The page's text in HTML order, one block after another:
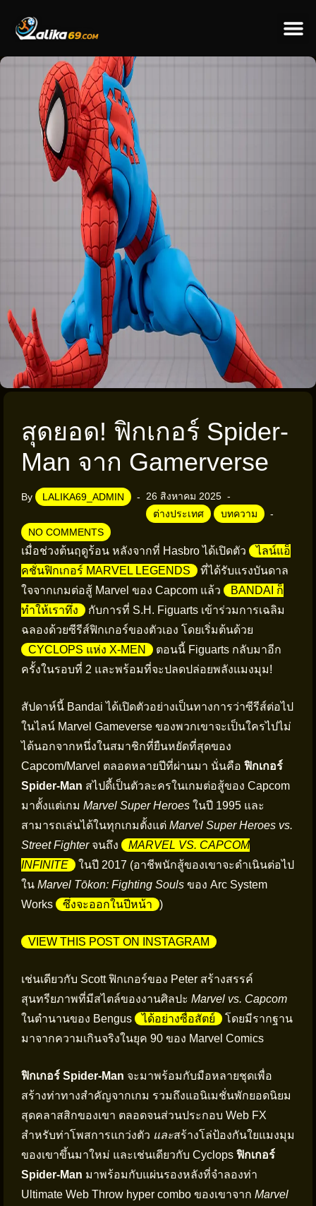
สุดยอด! ฟิกเกอร์ Spider-
Man จาก Gamerverse
By LALIKA69_ADMIN
26 สิงหาคม 2025
ต่างประเทศ
บทความ
NO COMMENTS
เมื่อช่วงต้นฤดูร้อน หลังจากที่ Hasbro ได้เปิดตัว
ไลน์แอ็
คชั่นฟิกเกอร์ MARVEL LEGENDS
ที่ได้รับแรงบันดาล
ใจจากเกมต่อสู้ Marvel ของ Capcom แล้ว
BANDAI ก็
ทำให้เราทึ่ง
กับการที่ S.H. Figuarts เข้าร่วมการเฉลิม
ฉลองด้วยซีรีส์ฟิกเกอร์ของตัวเอง โดยเริ่มต้นด้วย
CYCLOPS แห่ง X-MEN
ตอนนี้ Figuarts กลับมาอีก
ครั้งในรอบที่ 2 และพร้อมที่จะปลดปล่อยพลังแมงมุม!
สัปดาห์นี้ Bandai ได้เปิดตัวอย่างเป็นทางการว่าซีรีส์ต่อไป
ในไลน์ Marvel Gameverse ของพวกเขาจะเป็นใครไปไม่
ได้นอกจากหนึ่งในสมาชิกที่ยืนหยัดที่สุดของ
Capcom/Marvel ตลอดหลายปีที่ผ่านมา นั่นคือ ฟิกเกอร์
Spider-Man สไปดี้เป็นตัวละครในเกมต่อสู้ของ Capcom
มาตั้งแต่เกม Marvel Super Heroes ในปี 1995 และ
สามารถเล่นได้ในทุกเกมตั้งแต่ Marvel Super Heroes vs.
Street Fighterจนถึง
MARVEL VS. CAPCOM
INFINITE
ในปี 2017 (อาชีพนักสู้ของเขาจะดำเนินต่อไป
ใน Marvel Tōkon: Fighting Souls ของ Arc System
Works
ซึ่งจะออกในปีหน้า )
VIEW THIS POST ON INSTAGRAM
เช่นเดียวกับ Scott ฟิกเกอร์ของ Peter สร้างสรรค์
สุนทรียภาพที่มีสไตล์ของงานศิลปะ Marvel vs. Capcom
ในตำนานของ Bengus
ได้อย่างซื่อสัตย์
โดยมีรากฐาน
มาจากความเกินจริงในยุค 90 ของ Marvel Comics
ฟิกเกอร์ Spider-Man จะมาพร้อมกับมือหลายชุดเพื่อ
สร้างท่าทางสำคัญจากเกม รวมถึงแอนิเมชั่นพักยอดนิยม
สุดคลาสสิกของเขา ตลอดจนส่วนประกอบ Web FX
สำหรับท่าโพสการแกว่งตัว และสร้างโล่ป้องกันใยแมงมุม
ของเขาขึ้นมาใหม่ และเช่นเดียวกับ Cyclops ฟิกเกอร์
Spider-Man มาพร้อมกับแผ่นรองหลังที่จำลองท่า
Ultimate Web Throw hyper combo ของเขาจาก Marvel